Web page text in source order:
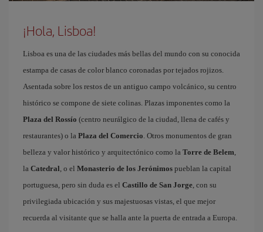
¡Hola, Lisboa!
Lisboa es una de las ciudades más bellas del mundo con su conocida
estampa de casas de color blanco coronadas por tejados rojizos.
Asentada sobre los restos de un antiguo campo volcánico, su centro
histórico se compone de siete colinas. Plazas imponentes como la
Plaza del Rossío (centro neurálgico de la ciudad, llena de cafés y
restaurantes) o la Plaza del Comercio. Otros monumentos de gran
belleza y valor histórico y arquitectónico como la Torre de Belem,
la Catedral, o el Monasterio de los Jerónimos pueblan la capital
portuguesa, pero sin duda es el Castillo de San Jorge, con su
privilegiada ubicación y sus majestuosas vistas, el que mejor
recuerda al visitante que se halla ante la puerta de entrada a Europa.